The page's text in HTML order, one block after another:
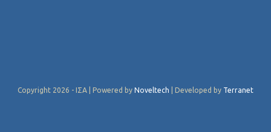
Copyright 2026 - ΙΣΑ | Powered by Noveltech | Developed by Terranet